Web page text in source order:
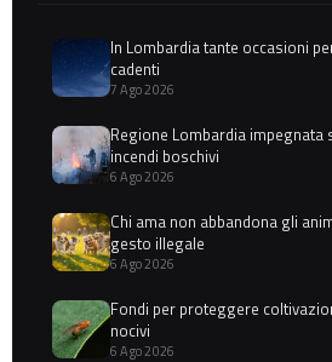
In Lombardia tante occasioni
cadenti
7 Ago 2026
Regione Lombardia impegnata
incendi boschivi
6 Ago 2026
Chi ama non abbandona gli
gesto illegale
6 Ago 2026
Fondi per proteggere
nocivi
6 Ago 2026